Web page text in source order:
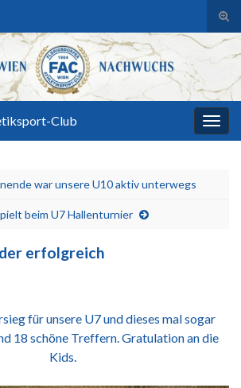
for:
Club
war unsere U10 aktiv unterwegs
beim U7 Hallenturnier
erfolgreich
für unsere U7 und dieses mal sogar
18 schöne Treffern. Gratulation an die
Kids.